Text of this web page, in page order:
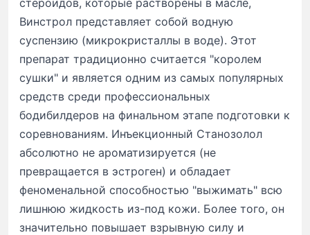
стероидов, которые растворены в масле,
Винстрол представляет собой водную
суспензию (микрокристаллы в воде). Этот
препарат традиционно считается "королем
сушки" и является одним из самых популярных
средств среди профессиональных
бодибилдеров на финальном этапе подготовки к
соревнованиям. Инъекционный Станозолол
абсолютно не ароматизируется (не
превращается в эстроген) и обладает
феноменальной способностью "выжимать" всю
лишнюю жидкость из-под кожи. Более того, он
значительно повышает взрывную силу и